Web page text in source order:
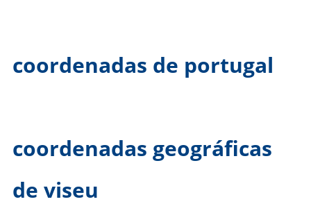
coordenadas de portugal
coordenadas geográficas
de viseu